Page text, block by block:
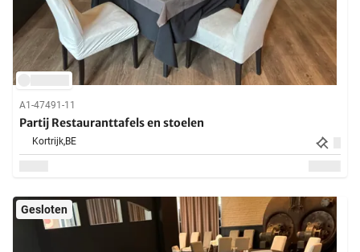
A1-47491-11
Partij Restauranttafels en stoelen
Kortrijk,BE
Gesloten